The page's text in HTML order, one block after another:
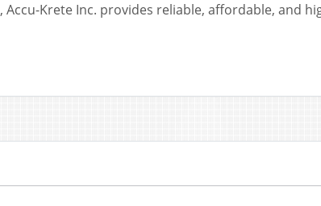
, Accu-Krete Inc. provides reliable, affordable, and